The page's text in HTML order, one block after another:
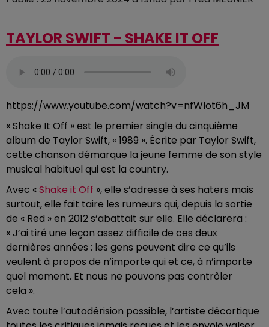
TAYLOR SWIFT - SHAKE IT OFF
https://www.youtube.com/watch?v=nfWlot6h_JM
« Shake It Off » est le premier single du cinquième
album de Taylor Swift, « 1989 ». Écrite par Taylor Swift,
cette chanson démarque la jeune femme de son style
musical habituel qui est la country.
Avec «Shake it Off », elle s’adresse à ses haters mais
surtout, elle fait taire les rumeurs qui, depuis la sortie
de « Red » en 2012 s’abattait sur elle. Elle déclarera :
« J’ai tiré une leçon assez difficile de ces deux
dernières années : les gens peuvent dire ce qu’ils
veulent à propos de n’importe qui et ce, à n’importe
quel moment. Et nous ne pouvons pas contrôler
cela ».
Avec toute l’autodérision possible, l’artiste décortique